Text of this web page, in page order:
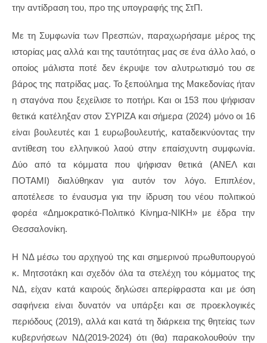
την αντίδραση του, προ της υπογραφής της ΣτΠ.
Με τη Συμφωνία των Πρεσπών, παραχωρήσαμε μέρος της
ιστορίας μας αλλά και της ταυτότητας μας σε ένα άλλο λαό, ο
οποίος μάλιστα ποτέ δεν έκρυψε τον αλυτρωτισμό του σε
βάρος της πατρίδας μας. Το ξεπούλημα της Μακεδονίας ήταν
η σταγόνα που ξεχείλισε το ποτήρι. Και οι 153 που ψήφισαν
θετικά κατέληξαν στον ΣΥΡΙΖΑ και σήμερα (2024) μόνο οι 16
είναι βουλευτές και 1 ευρωβουλευτής, καταδεικνύοντας την
αντίθεση του ελληνικού λαού στην επαίσχυντη συμφωνία.
Δύο από τα κόμματα που ψήφισαν θετικά (ΑΝΕΛ και
ΠΟΤΑΜΙ) διαλύθηκαν για αυτόν τον λόγο. Επιπλέον,
αποτέλεσε το έναυσμα για την ίδρυση του νέου πολιτικού
φορέα «Δημοκρατικό-Πολιτικό Κίνημα-ΝΙΚΗ» με έδρα την
Θεσσαλονίκη.
Η ΝΔ μέσω του αρχηγού της και σημερινού πρωθυπουργού
κ. Μητσοτάκη και σχεδόν όλα τα στελέχη του κόμματος της
ΝΔ, είχαν κατά καιρούς δηλώσει απερίφραστα και με όση
σαφήνεια είναι δυνατόν να υπάρξει και σε προεκλογικές
περιόδους (2019), αλλά και κατά τη διάρκεια της θητείας των
κυβερνήσεων ΝΔ(2019-2024) ότι (θα) παρακολουθούν την